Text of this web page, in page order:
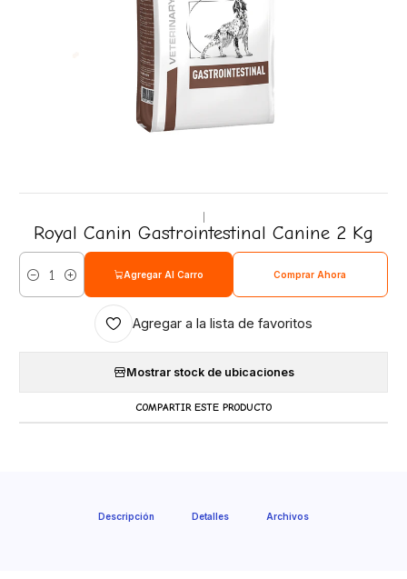
Royal Canin Gastrointestinal Canine 2 Kg
Cantidad
Agregar Al Carro Comprar Ahora
Agregar a la lista de favoritos
Mostrar stock de ubicaciones
COMPARTIR ESTE PRODUCTO
Descripción Detalles Archivos